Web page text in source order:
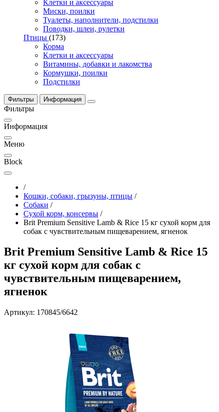
Клетки и аксессуары
Миски, поилки
Туалеты, наполнители, подстилки
Поводки, шлеи, рулетки
Птицы (173)
Корма
Клетки и аксессуары
Витамины, добавки и лакомства
Кормушки, поилки
Подстилки
Фильтры Информация
Фильтры
Информация
Меню
Block
/
Кошки, собаки, грызуны, птицы /
Собаки /
Сухой корм, консервы /
Brit Premium Sensitive Lamb & Rice 15 кг сухой корм для
собак с чувствительным пищеварением, ягненок
Brit Premium Sensitive Lamb & Rice 15
кг сухой корм для собак с
чувствительным пищеварением,
ягненок
Артикул: 170845/6642